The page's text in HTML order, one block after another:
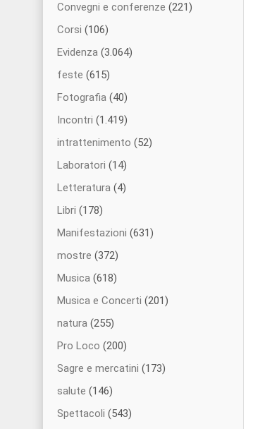
Convegni e conferenze (221)
Corsi (106)
Evidenza (3.064)
feste (615)
Fotografia (40)
Incontri (1.419)
intrattenimento (52)
Laboratori (14)
Letteratura (4)
Libri (178)
Manifestazioni (631)
mostre (372)
Musica (618)
Musica e Concerti (201)
natura (255)
Pro Loco (200)
Sagre e mercatini (173)
salute (146)
Spettacoli (543)